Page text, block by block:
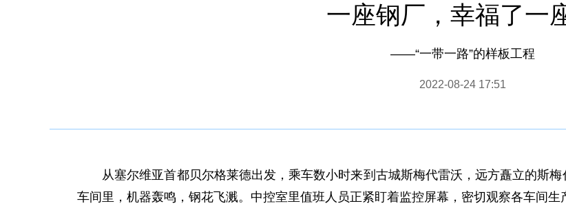
一座钢厂，幸福了一
​——“一带一路”的样板工程
2022-08-24 17:51
从塞尔维亚首都贝尔格莱德出发，乘车数小时来到古城斯梅代雷沃，远方矗立的斯梅
车间里，机器轰鸣，钢花飞溅。中控室里值班人员正紧盯着监控屏幕，密切观察各车间生